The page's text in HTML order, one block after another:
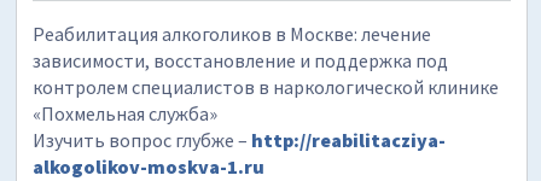
Реабилитация алкоголиков в Москве: лечение
зависимости, восстановление и поддержка под
контролем специалистов в наркологической клинике
«Похмельная служба»
Изучить вопрос глубже – http://reabilitacziya-
alkogolikov-moskva-1.ru